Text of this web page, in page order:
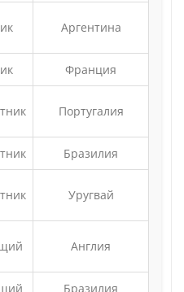
Аргентина
Франция
Португалия
Бразилия
Уругвай
Англия
Бразилия